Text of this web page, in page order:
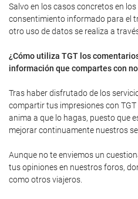
Salvo en los casos concretos en los
consentimiento informado para el
otro uso de datos se realiza a
¿Cómo utiliza TGT los
información que compartes con
Tras haber disfrutado de los
compartir tus impresiones con
anima a que lo hagas, puesto que
mejorar continuamente nuestros
Aunque no te enviemos un
tus opiniones en nuestros foros,
como otros viajeros.